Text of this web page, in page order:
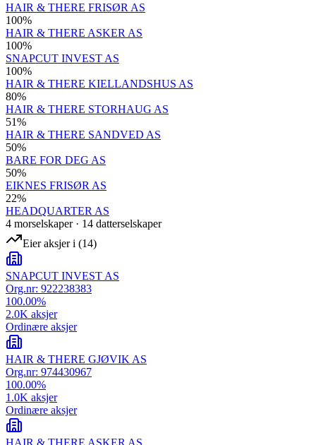
HAIR & THERE FRISØR AS
100%
HAIR & THERE ASKER AS
100%
SNAPCUT INVEST AS
100%
HAIR & THERE KIELLANDSHUS AS
80%
HAIR & THERE STORHAUG AS
51%
HAIR & THERE SANDVED AS
50%
BARE FOR DEG AS
50%
EIKNES FRISØR AS
22%
HEADQUARTER AS
4 morselskaper· 14 datterselskaper
Eier aksjer i (14)
SNAPCUT INVEST AS
Org.nr: 922238383
100.00%
2.0K aksjer
Ordinære aksjer
HAIR & THERE GJØVIK AS
Org.nr: 974430967
100.00%
1.0K aksjer
Ordinære aksjer